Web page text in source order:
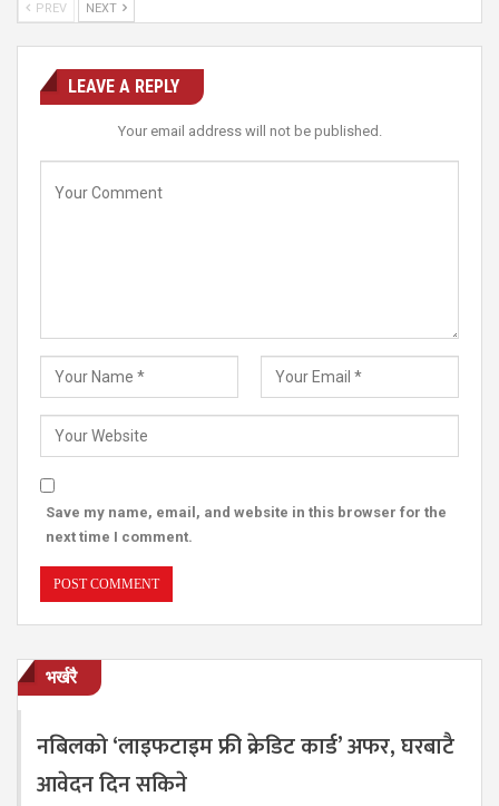
PREV NEXT
LEAVE A REPLY
Your email address will not be published.
Save my name, email, and website in this browser for the
next time I comment.
भर्खरै
नबिलको ‘लाइफटाइम फ्री क्रेडिट कार्ड’ अफर, घरबाटै
आवेदन दिन सकिने